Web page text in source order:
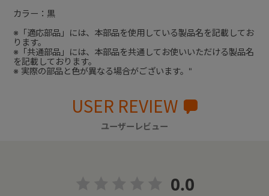
カラー：黒
※「適応部品」には、本部品を使用している製品名を記載してお
ります。
※「共通部品」には、本部品を共通してお使いいただける製品名
を記載しております。
※ 実際の部品と色が異なる場合がございます。"
USER REVIEW
ユーザーレビュー
0.0